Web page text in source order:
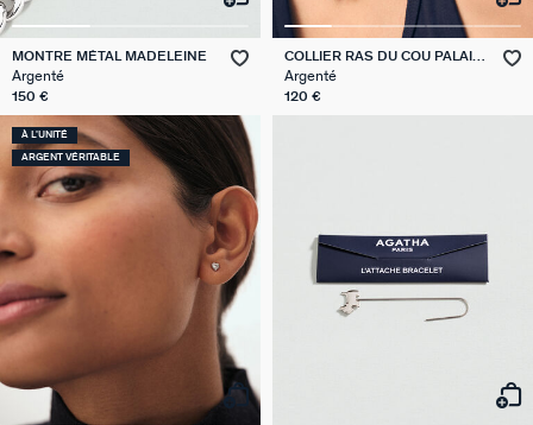
MONTRE MÉTAL MADELEINE
Argenté
150 €
COLLIER RAS DU COU PALAIS
ROYAL
Argenté
120 €
À L'UNITÉ
ARGENT VÉRITABLE